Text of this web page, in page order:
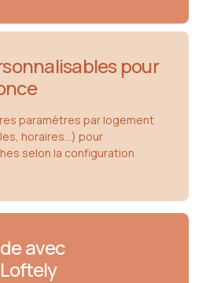
pour
paramètres par logement
horaires…) pour
selon la configuration
avec